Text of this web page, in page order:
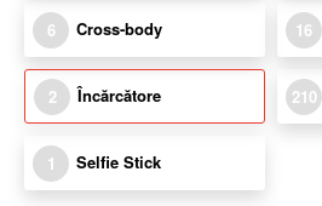
6 Cross-body 16
2 Încărcătore 210
1 Selfie Stick